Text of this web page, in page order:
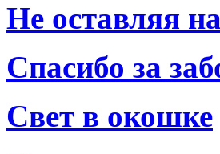
Не оставляя
Спасибо за
Свет в окошке